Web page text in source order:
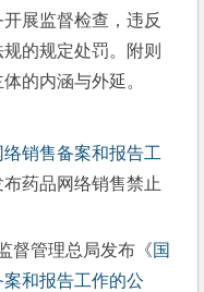
展监督检查，违反
的规定处罚。附则
的内涵与外延。
销售备案和报告工
药品网络销售禁止
督管理总局发布《国
和报告工作的公